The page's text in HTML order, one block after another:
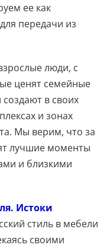
ее как
передачи из
люди, с
ценят семейные
в своих
и зонах
Мы верим, что за
лучшие моменты
и близкими
Истоки
стиль в мебели
своими